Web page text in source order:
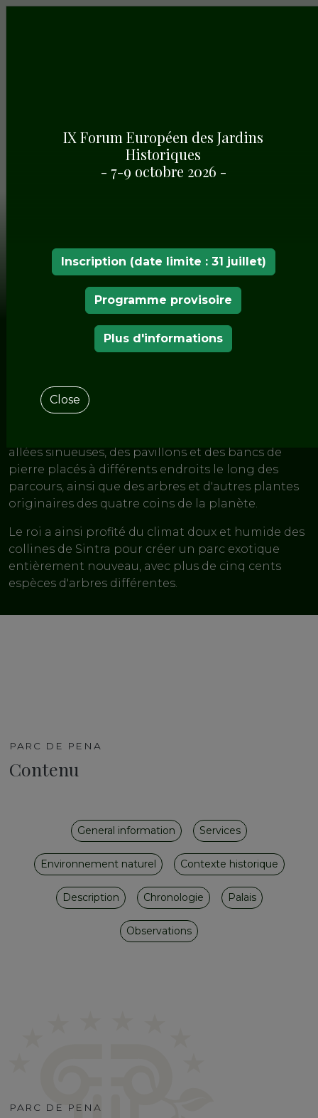
< LES JARDINS DE L'ITINÉRAIRE EUROPÉENNE
DES JARDINS HISTORIQUES
Parc de Pena
Le roi Ferdinand ordonna que le parc de Pena soit
aménagé dans les environs du palais dans le style
allées sinueuses, des pavillons et des bancs de
pierre placés à différents endroits le long des
parcours, ainsi que des arbres et d'autres plantes
originaires des quatre coins de la planète.
Le roi a ainsi profité du climat doux et humide des
collines de Sintra pour créer un parc exotique
entièrement nouveau, avec plus de cinq cents
espèces d'arbres différentes.
PARC DE PENA
Contenu
General information Services
Environnement naturel Contexte historique
Description Chronologie Palais
Observations
PARC DE PENA
IX Forum Européen des Jardins
Historiques
- 7-9 octobre 2026 -
Inscription (date limite : 31 juillet)
Programme provisoire
Plus d'informations
Close